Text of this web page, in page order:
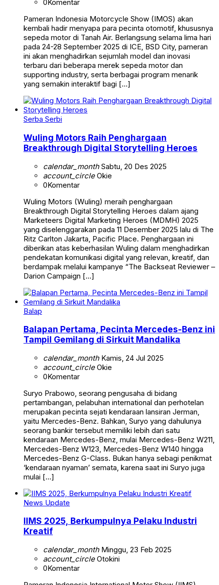
0 Komentar
Pameran Indonesia Motorcycle Show (IMOS) akan
kembali hadir menyapa para pecinta otomotif, khususnya
sepeda motor di Tanah Air. Berlangsung selama lima hari
pada 24-28 September 2025 di ICE, BSD City, pameran
ini akan menghadirkan sejumlah model dan inovasi
terbaru dari beberapa merek sepeda motor dan
supporting industry, serta berbagai program menarik
yang semakin interaktif bagi […]
Serba Serbi
Wuling Motors Raih Penghargaan
Breakthrough Digital Storytelling Heroes
calendar_monthSabtu, 20 Des 2025
account_circleOkie
0Komentar
Wuling Motors (Wuling) meraih penghargaan
Breakthrough Digital Storytelling Heroes dalam ajang
Marketeers Digital Marketing Heroes (MDMH) 2025
yang diselenggarakan pada 11 Desember 2025 lalu di The
Ritz Carlton Jakarta, Pacific Place. Penghargaan ini
diberikan atas keberhasilan Wuling dalam menghadirkan
pendekatan komunikasi digital yang relevan, kreatif, dan
berdampak melalui kampanye “The Backseat Reviewer –
Darion Campaign […]
Balap
Balapan Pertama, Pecinta Mercedes-Benz ini
Tampil Gemilang di Sirkuit Mandalika
calendar_monthKamis, 24 Jul 2025
account_circleOkie
0Komentar
Suryo Prabowo, seorang pengusaha di bidang
pertambangan, pelabuhan international dan perhotelan
merupakan pecinta sejati kendaraan lansiran Jerman,
yaitu Mercedes-Benz. Bahkan, Suryo yang dahulunya
seorang bankir tersebut memiliki lebih dari satu
kendaraan Mercedes-Benz, mulai Mercedes-Benz W211,
Mercedes-Benz W123, Mercedes-Benz W140 hingga
Mercedes-Benz G-Class. Bukan hanya sebagi penikmat
‘kendaraan nyaman’ semata, karena saat ini Suryo juga
mulai […]
News Update
IIMS 2025, Berkumpulnya Pelaku Industri
Kreatif
calendar_monthMinggu, 23 Feb 2025
account_circleOtokini
0Komentar